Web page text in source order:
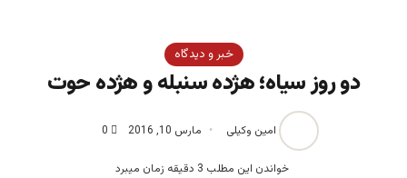
خبر و دیدگاه
دو روز سیاه؛ هژده سنبله و هژده حوت
امین وکیلی مارس 10, 2016 0
خواندن این مطلب 3 دقیقه زمان میبرد